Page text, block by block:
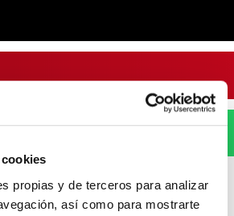
propias y de terceros para analizar
así como para mostrarte